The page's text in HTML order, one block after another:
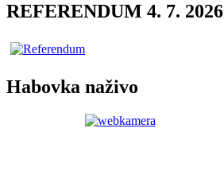
REFERENDUM 4. 7. 2026
Habovka naživo